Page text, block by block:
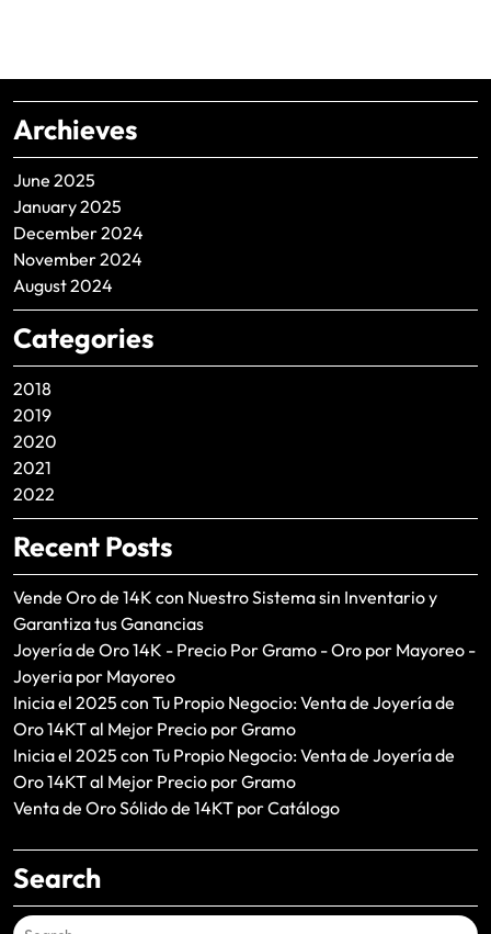
Archieves
June 2025
January 2025
December 2024
November 2024
August 2024
Categories
2018
2019
2020
2021
2022
Recent Posts
Vende Oro de 14K con Nuestro Sistema sin Inventario y
Garantiza tus Ganancias
Joyería de Oro 14K - Precio Por Gramo - Oro por Mayoreo -
Joyeria por Mayoreo
Inicia el 2025 con Tu Propio Negocio: Venta de Joyería de
Oro 14KT al Mejor Precio por Gramo
Inicia el 2025 con Tu Propio Negocio: Venta de Joyería de
Oro 14KT al Mejor Precio por Gramo
Venta de Oro Sólido de 14KT por Catálogo
Search